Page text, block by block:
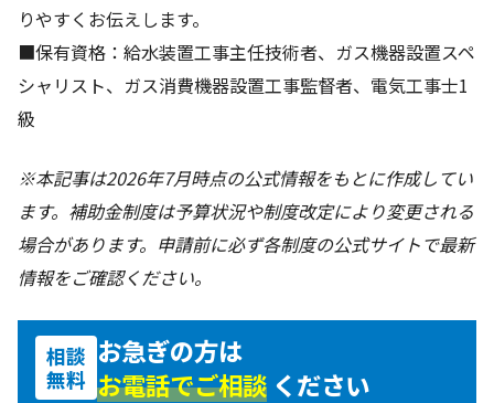
りやすくお伝えします。
■保有資格：給水装置工事主任技術者、ガス機器設置スペ
シャリスト、ガス消費機器設置工事監督者、電気工事士1
級
※本記事は2026年7月時点の公式情報をもとに作成してい
ます。補助金制度は予算状況や制度改定により変更される
場合があります。申請前に必ず各制度の公式サイトで最新
情報をご確認ください。
相談
無料
お急ぎの方は
お電話でご相談 ください